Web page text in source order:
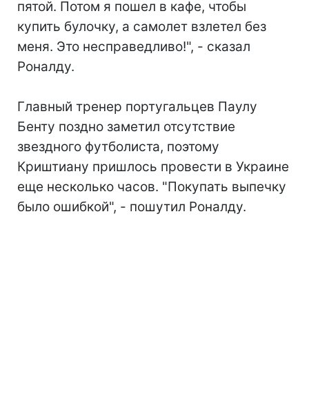
пятой. Потом я пошел в кафе, чтобы
купить булочку, а самолет взлетел без
меня. Это несправедливо!", - сказал
Роналду.
Главный тренер португальцев Паулу
Бенту поздно заметил отсутствие
звездного футболиста, поэтому
Криштиану пришлось провести в Украине
еще несколько часов. "Покупать выпечку
было ошибкой", - пошутил Роналду.